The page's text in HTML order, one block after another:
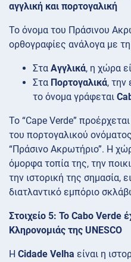
αγγλική και πορτογαλική
Το όνομα του Πράσινου
ορθογραφίες ανάλογα με
Στα Αγγλικά, η χώρα
Στα Πορτογαλικά, την
το όνομα γράφεται
Το “Cape Verde”
του πορτογαλικού
“Πράσινο Ακρωτήριο”. Η
όμορφα τοπία της, την
την ιστορική της σημασία,
διατλαντικό εμπόριο
Στοιχείο 5: Το Cabo Verde
Κληρονομιάς της UNESCO
Η Cidade Velha είναι η